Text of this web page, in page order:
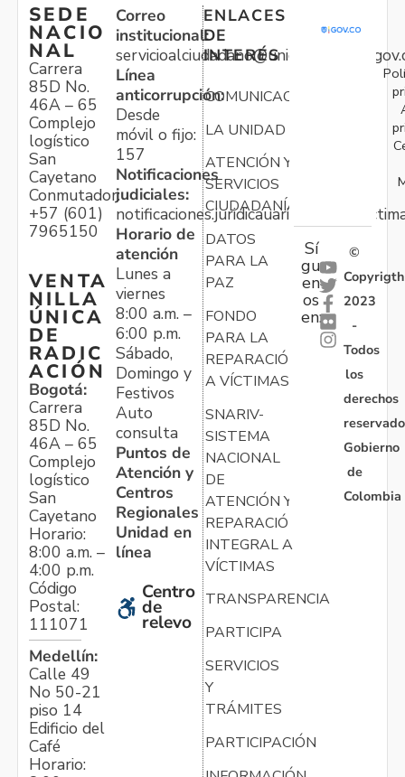
SEDE
NACIO
NAL
Carrera
85D No.
46A – 65
Complejo
logístico
San
Cayetano
Conmutador:
+57 (601)
7965150
VENTA
NILLA
ÚNICA
DE
RADIC
ACIÓN
Bogotá:
Carrera
85D No.
46A – 65
Complejo
logístico
San
Cayetano
Horario:
8:00 a.m. –
4:00 p.m.
Código
Postal:
111071
Medellín:
Calle 49
No 50-21
piso 14
Edificio del
Café
Horario:
Correo
institucional:
Línea
anticorrupción:
Desde
móvil o fijo:
157
Notificaciones
judiciales:
Horario de
atención
Lunes a
viernes
8:00 a.m. –
6:00 p.m.
Sábado,
Domingo y
Festivos
Auto
consulta
Puntos de
Atención y
Centros
Regionales
Unidad en
línea
Centro
de
relevo
ENLACES
DE
INTERÉS
COMUNICACIONES
LA UNIDAD
ATENCIÓN Y
SERVICIOS
CIUDADANÍA
DATOS
PARA LA
PAZ
FONDO
PARA LA
REPARACIÓN
A VÍCTIMAS
SNARIV-
SISTEMA
NACIONAL
DE
ATENCIÓN Y
REPARACIÓN
INTEGRAL A
VÍCTIMAS
TRANSPARENCIA
PARTICIPA
SERVICIOS
Y
TRÁMITES
PARTICIPACIÓN
Sí
gu
en
os
en:
©
Copyrigth
2023
-
Todos
los
derechos
Gobierno
de
Colombia